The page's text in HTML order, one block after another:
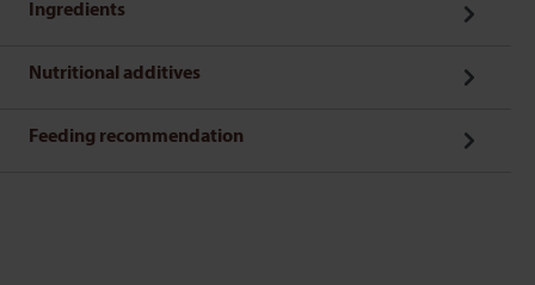
Ingredients
Nutritional additives
Feeding recommendation